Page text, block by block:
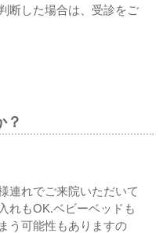
断した場合は、受診をご
？
連れでご来院いただいて
れもOK.ベビーベッドも
う可能性もありますの